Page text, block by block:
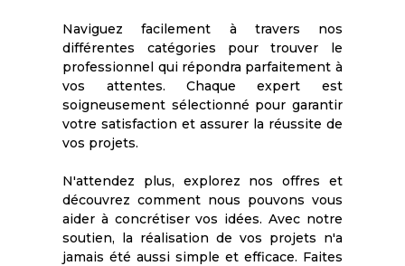
Naviguez facilement à travers nos
différentes catégories pour trouver le
professionnel qui répondra parfaitement à
vos attentes. Chaque expert est
soigneusement sélectionné pour garantir
votre satisfaction et assurer la réussite de
vos projets.
N'attendez plus, explorez nos offres et
découvrez comment nous pouvons vous
aider à concrétiser vos idées. Avec notre
soutien, la réalisation de vos projets n'a
jamais été aussi simple et efficace. Faites